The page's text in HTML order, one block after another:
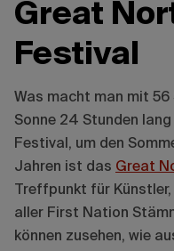
Great
Festival
Was macht man mit 56
Sonne 24 Stunden
Festival, um den
Jahren ist das Great
Treffpunkt für
aller First Nation
können zusehen, wie